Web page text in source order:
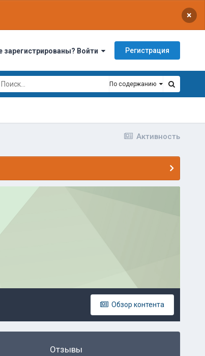
×
зарегистрированы? Войти Регистрация
По содержанию
Активность
Обзор контента
Отзывы